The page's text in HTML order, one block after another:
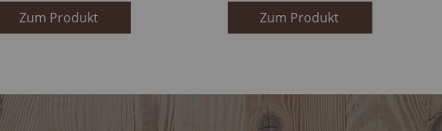
Zum Produkt Zum Produkt